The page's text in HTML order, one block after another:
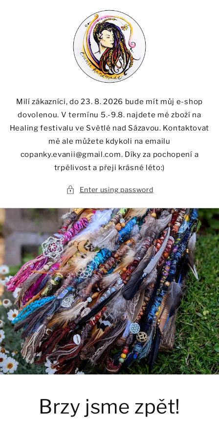
Milí zákazníci, do 23. 8. 2026 bude mít můj e-shop
dovolenou. V termínu 5.-9.8. najdete mé zboží na
Healing festivalu ve Světlé nad Sázavou. Kontaktovat
mě ale můžete kdykoli na emailu
copanky.evanii@gmail.com. Díky za pochopení a
trpělivost a přeji krásné léto:)
Enter using password
Brzy jsme zpět!